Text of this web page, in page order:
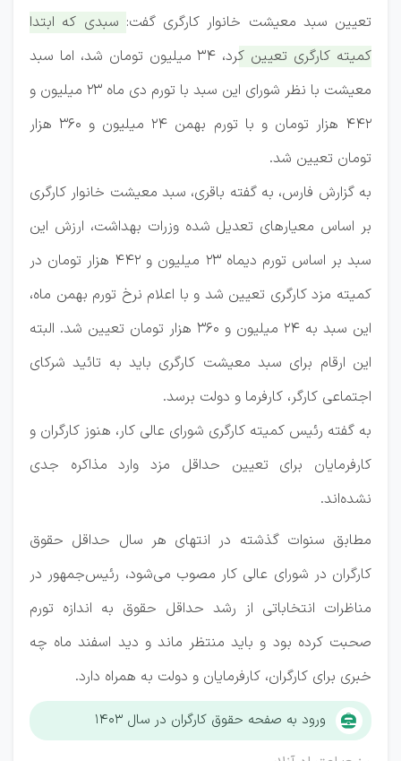
تعیین سبد معیشت خانوار کارگری گفت: سبدی که ابتدا
کمیته کارگری تعیین کرد، ۳۴ میلیون تومان شد، اما سبد
معیشت با نظر شورای این سبد با تورم دی ماه ۲۳ میلیون و
۴۴۲ هزار تومان و با تورم بهمن ۲۴ میلیون و ۳۶۰ هزار
تومان تعیین شد.
به گزارش فارس، به گفته باقری، سبد معیشت خانوار کارگری
بر اساس معیار‌های تعدیل شده وزرات بهداشت، ارزش این
سبد بر اساس تورم دیماه ۲۳ میلیون و ۴۴۲ هزار تومان در
کمیته مزد کارگری تعیین شد و با اعلام نرخ تورم بهمن ماه،
این سبد به ۲۴ میلیون و ۳۶۰ هزار تومان تعیین شد. البته
این ارقام برای سبد معیشت کارگری باید به تائید شرکای
اجتماعی کارگر، کارفرما و دولت برسد.
به گفته رئیس کمیته کارگری شورای عالی کار، هنوز کارگران و
کارفرمایان برای تعیین حداقل مزد وارد مذاکره جدی
نشده‌اند.
مطابق سنوات گذشته در انتهای هر سال حداقل حقوق
کارگران در شورای عالی کار مصوب می‌شود، رئیس‌جمهور در
مناظرات انتخاباتی از رشد حداقل حقوق به اندازه تورم
صحبت کرده بود و باید منتظر ماند و دید اسفند ماه چه
خبری برای کارگران، کارفرمایان و دولت به همراه دارد.
ورود به صفحه حقوق کارگران در سال ۱۴۰۳